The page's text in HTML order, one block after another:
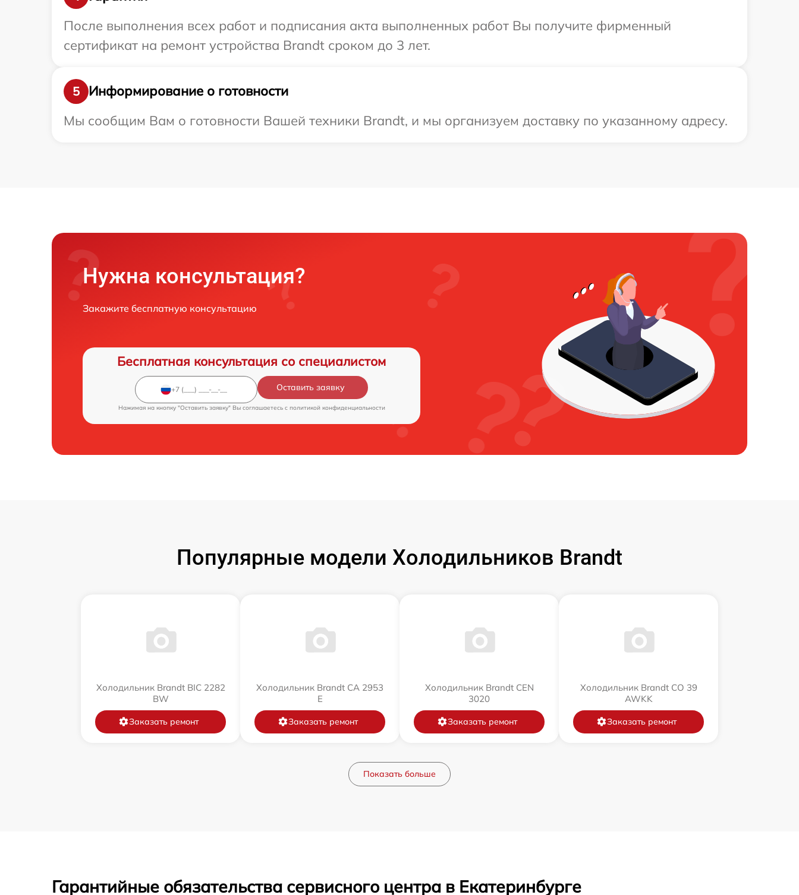
После выполнения всех работ и подписания акта выполненных работ Вы получите фирменный
сертификат на ремонт устройства Brandt сроком до 3 лет.
5
Информирование о готовности
Мы сообщим Вам о готовности Вашей техники Brandt, и мы организуем доставку по указанному адресу.
Нужна консультация?
Закажите бесплатную консультацию
Бесплатная консультация со специалистом
Оставить заявку
Нажимая на кнопку "Оставить заявку" Вы соглашаетесь c политикой конфиденциальности
Популярные модели Холодильников Brandt
Холодильник Brandt BIC 2282
BW
Заказать ремонт
Холодильник Brandt CA 2953
E
Заказать ремонт
Холодильник Brandt CEN
3020
Заказать ремонт
Холодильник Brandt CO 39
AWKK
Заказать ремонт
Показать больше
Гарантийные обязательства сервисного центра в Екатеринбурге